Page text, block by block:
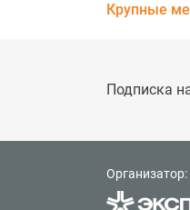
Крупные
Подписка
Организатор: